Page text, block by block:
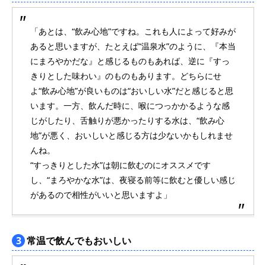
「あとは、“飲み心地”ですね。これも人によって好みが
あると思いますが、たとえば“温泉水”のように、『本当
にまろやかだな』と感じるものもあれば、逆に『すっ
きりとした味わい』のものもあります。どちらにせ
よ“飲み心地”が良いものは“おいしい水”だと感じると思
います。一方、飲んだ時に、喉につっかかるような感
じがしたり、舌触りが悪かったりする水は、“飲み心
地”が悪く、おいしいと感じる方は少ないかもしれませ
んね。
“すっきりとした水”は朝に飲むのにオススメです
し、“まろやかな水”は、夜寝る前等に飲むと優しい感じ
があるので相性がいいと思いますよ」
3 常温で飲んでもおいしい